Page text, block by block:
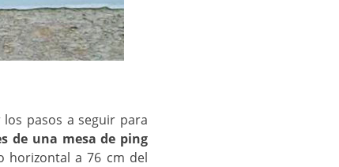
pasos a seguir para
de una mesa de ping
horizontal a 76 cm del